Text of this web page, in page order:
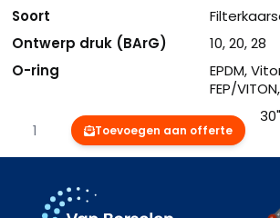
Soort
Ontwerp druk (BArG)
10, 20, 28
O-ring
EPDM,
FEP/
10", 20",
Aantal Toevoegen aan offerte